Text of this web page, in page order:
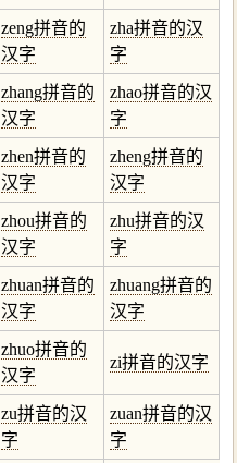
zeng拼音的
汉字
zha拼音的汉
字
zhang拼音的
汉字
zhao拼音的汉
字
zhen拼音的
汉字
zheng拼音的
汉字
zhou拼音的
汉字
zhu拼音的汉
字
zhuan拼音的
汉字
zhuang拼音的
汉字
zhuo拼音的
汉字
zi拼音的汉字
zu拼音的汉
字
zuan拼音的汉
字